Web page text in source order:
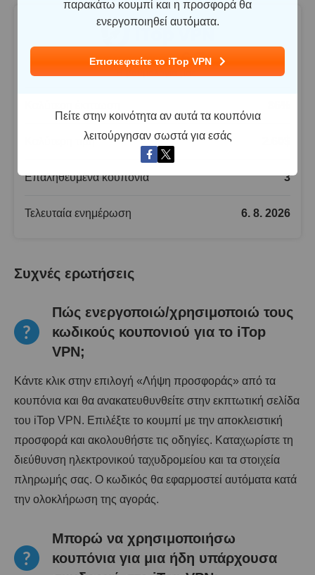
6.7
Καλύτερη τιμή
Επαληθευμένα κουπόνια 3
Τελευταία ενημέρωση 6. 8. 2026
Συχνές ερωτήσεις
Πώς ενεργοποιώ/χρησιμοποιώ τους
κωδικούς κουπονιού για το iTop
VPN;
Κάντε κλικ στην επιλογή «Λήψη προσφοράς» από τα
κουπόνια και θα ανακατευθυνθείτε στην εκπτωτική σελίδα
του iTop VPN. Επιλέξτε το κουμπί με την αποκλειστική
προσφορά και ακολουθήστε τις οδηγίες. Καταχωρίστε τη
διεύθυνση ηλεκτρονικού ταχυδρομείου και τα στοιχεία
πληρωμής σας. Ο κωδικός θα εφαρμοστεί αυτόματα κατά
την ολοκλήρωση της αγοράς.
Μπορώ να χρησιμοποιήσω
κουπόνια για μια ήδη υπάρχουσα
παρακάτω κουμπί και η προσφορά θα
ενεργοποιηθεί αυτόματα.
Επισκεφτείτε το iTop VPN
Πείτε στην κοινότητα αν αυτά τα κουπόνια
λειτούργησαν σωστά για εσάς